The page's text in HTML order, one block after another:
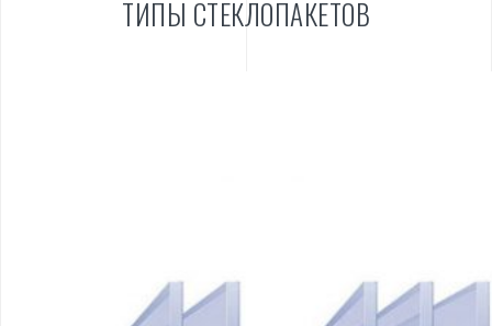
ТИПЫ СТЕКЛОПАКЕТОВ